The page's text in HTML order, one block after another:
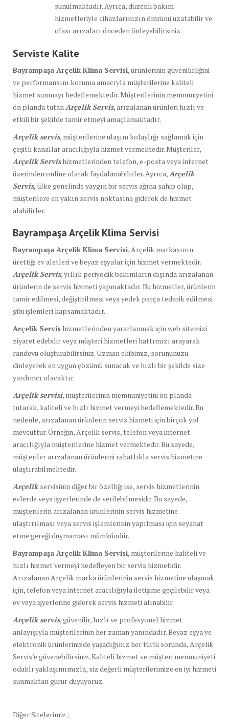
sunulmaktadır. Ayrıca, düzenli bakım
hizmetleriyle cihazlarınızın ömrünü uzatabilir ve
olası arızaları önceden önleyebilirsiniz.
Serviste Kalite
Bayrampaşa Arçelik Klima Servisi, ürünlerinin güvenilirliğini
ve performansını koruma amacıyla müşterilerine kaliteli
hizmet sunmayı hedeflemektedir. Müşterilerinin memnuniyetini
ön planda tutan Arçelik Servis, arızalanan ürünleri hızlı ve
etkili bir şekilde tamir etmeyi amaçlamaktadır.
Arçelik servis, müşterilerine ulaşım kolaylığı sağlamak için
çeşitli kanallar aracılığıyla hizmet vermektedir. Müşteriler,
Arçelik Servishizmetlerinden telefon, e-posta veya internet
üzerinden online olarak faydalanabilirler. Ayrıca, Arçelik
Servis, ülke genelinde yaygın bir servis ağına sahip olup,
müşterilere en yakın servis noktasına giderek de hizmet
alabilirler.
Bayrampaşa Arçelik Klima Servisi
Bayrampaşa Arçelik Klima Servisi, Arçelik markasının
ürettiği ev aletleri ve beyaz eşyalar için hizmet vermektedir.
Arçelik Servis, yıllık periyodik bakımların dışında arızalanan
ürünlerin de servis hizmeti yapmaktadır. Bu hizmetler, ürünlerin
tamir edilmesi, değiştirilmesi veya yedek parça tedarik edilmesi
gibi işlemleri kapsamaktadır.
Arçelik Servis hizmetlerinden yararlanmak için web sitemizi
ziyaret edebilir veya müşteri hizmetleri hattımızı arayarak
randevu oluşturabilirsiniz. Uzman ekibimiz, sorununuzu
dinleyerek en uygun çözümü sunacak ve hızlı bir şekilde size
yardımcı olacaktır.
Arçelik servisi, müşterilerinin memnuniyetini ön planda
tutarak, kaliteli ve hızlı hizmet vermeyi hedeflemektedir. Bu
nedenle, arızalanan ürünlerin servis hizmeti için birçok yol
mevcuttur. Örneğin, Arçelik servis, telefon veya internet
aracılığıyla müşterilerine hizmet vermektedir. Bu sayede,
müşteriler arızalanan ürünlerini rahatlıkla servis hizmetine
ulaştırabilmektedir.
Arçelikservisinin diğer bir özelliği ise, servis hizmetlerinin
evlerde veya işyerlerinde de verilebilmesidir. Bu sayede,
müşterilerin arızalanan ürünlerinin servis hizmetine
ulaştırılması veya servis işlemlerinin yapılması için seyahat
etme gereği duymaması mümkündür.
Bayrampaşa Arçelik Klima Servisi, müşterilerine kaliteli ve
hızlı hizmet vermeyi hedefleyen bir servis hizmetidir.
Arızalanan Arçelik marka ürünlerinin servis hizmetine ulaşmak
için, telefon veya internet aracılığıyla iletişime geçilebilir veya
ev veya işyerlerine giderek servis hizmeti alınabilir.
Arçelik servis, güvenilir, hızlı ve profesyonel hizmet
anlayışıyla müşterilerinin her zaman yanındadır. Beyaz eşya ve
elektronik ürünlerinizde yaşadığınız her türlü sorunda, Arçelik
Servis’e güvenebilirsiniz. Kaliteli hizmet ve müşteri memnuniyeti
odaklı yaklaşımımızla, siz değerli müşterilerimize en iyi hizmeti
sunmaktan gurur duyuyoruz.
Diğer Sitelerimiz ;